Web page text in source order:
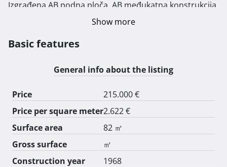
Izgrađena AB podna ploča, AB međukatna konstrukcija
sa betonski stepenicama te nova drvena krovna
od crijepa mediterana. Izgrađen pregradni zid za wc u
ugradnjom starih erti na vanjskom pročelju. Na
nekretnini postoji priključak vode i građevinski
priključak struje.
Show more
Basic features
General info about the listing
Price
215.000 €
Price per square meter2.622 €
Surface area
82 ㎡
Gross surface
㎡
Construction year
1968